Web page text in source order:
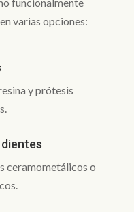
varias opciones:
y prótesis
ceramometálicos o